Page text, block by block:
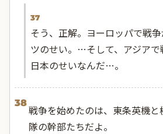
37
そう、正解。ヨーロッパで戦
ツのせい。…そして、アジア
日本のせいなんだ…。
38
戦争を始めたのは、東条英機
隊の幹部たちだよ。